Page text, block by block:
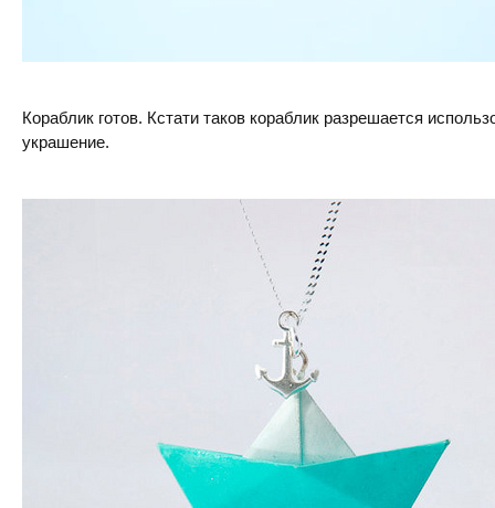
Кораблик готов. Кстати таков кораблик разрешается
украшение.